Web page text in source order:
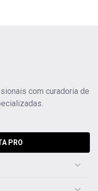
com curadoria de
PRO